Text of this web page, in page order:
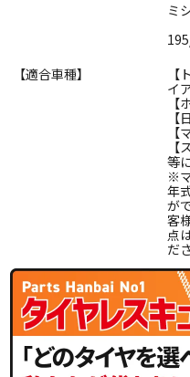
ミ
【適合車種】
イ
【
等
※
年
が
客
点
だ